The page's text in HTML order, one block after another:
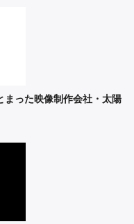
まった映像制作会社・太陽